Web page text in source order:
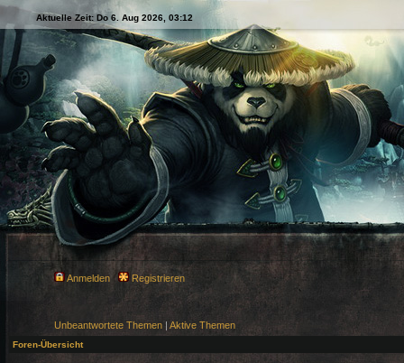
Aktuelle Zeit: Do 6. Aug 2026, 03:12
Anmelden Registrieren
Unbeantwortete Themen | Aktive Themen
Foren-Übersicht